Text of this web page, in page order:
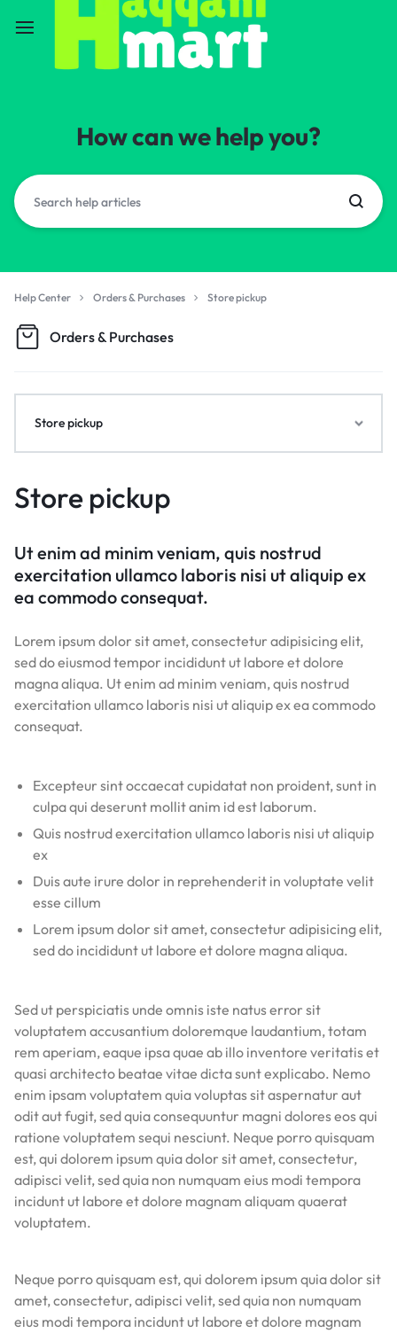
How can we help you?
Help Center Orders & Purchases Store pickup
Orders & Purchases
Store pickup
Ut enim ad minim veniam, quis nostrud
exercitation ullamco laboris nisi ut aliquip ex
ea commodo consequat.
Lorem ipsum dolor sit amet, consectetur adipisicing elit,
sed do eiusmod tempor incididunt ut labore et dolore
magna aliqua. Ut enim ad minim veniam, quis nostrud
exercitation ullamco laboris nisi ut aliquip ex ea commodo
consequat.
Excepteur sint occaecat cupidatat non proident, sunt in
culpa qui deserunt mollit anim id est laborum.
Quis nostrud exercitation ullamco laboris nisi ut aliquip
ex
Duis aute irure dolor in reprehenderit in voluptate velit
esse cillum
Lorem ipsum dolor sit amet, consectetur adipisicing elit,
sed do incididunt ut labore et dolore magna aliqua.
Sed ut perspiciatis unde omnis iste natus error sit
voluptatem accusantium doloremque laudantium, totam
rem aperiam, eaque ipsa quae ab illo inventore veritatis et
quasi architecto beatae vitae dicta sunt explicabo. Nemo
enim ipsam voluptatem quia voluptas sit aspernatur aut
odit aut fugit, sed quia consequuntur magni dolores eos qui
ratione voluptatem sequi nesciunt. Neque porro quisquam
est, qui dolorem ipsum quia dolor sit amet, consectetur,
adipisci velit, sed quia non numquam eius modi tempora
incidunt ut labore et dolore magnam aliquam quaerat
voluptatem.
Neque porro quisquam est, qui dolorem ipsum quia dolor sit
amet, consectetur, adipisci velit, sed quia non numquam
eius modi tempora incidunt ut labore et dolore magnam
Store pickup